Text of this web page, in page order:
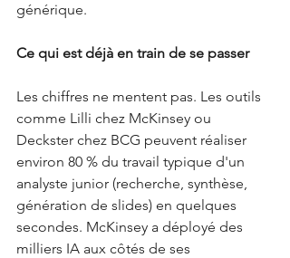
générique.
Ce qui est déjà en train de se passer
Les chiffres ne mentent pas. Les outils
comme Lilli chez McKinsey ou
Deckster chez BCG peuvent réaliser
environ 80 % du travail typique d'un
analyste junior (recherche, synthèse,
génération de slides) en quelques
secondes. McKinsey a déployé des
milliers IA aux côtés de ses